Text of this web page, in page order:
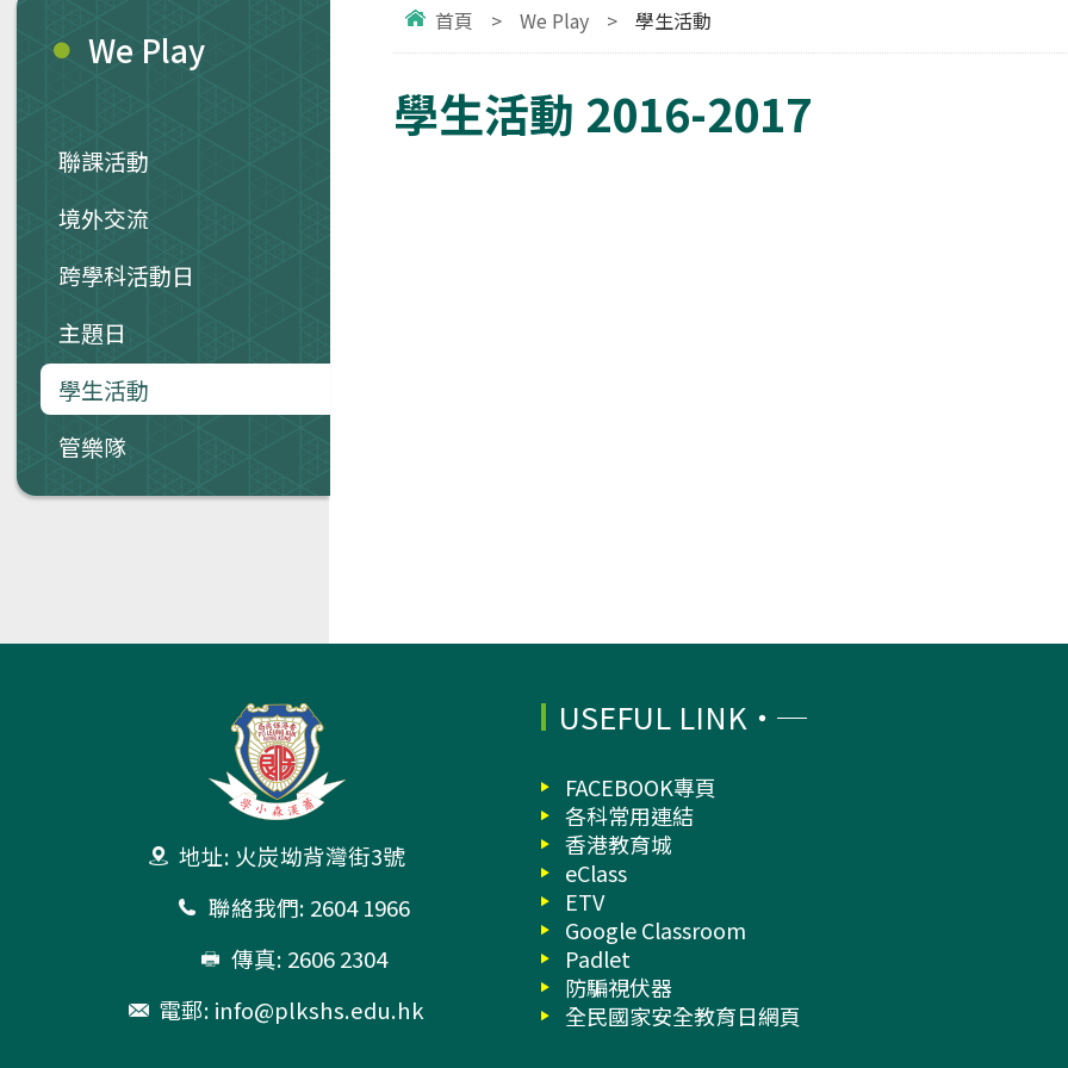
首頁 > We Play > 學生活動
學生活動 2016-2017
We Play
聯課活動
境外交流
跨學科活動日
主題日
學生活動
管樂隊
地址: 火炭坳背灣街3號
聯絡我們: 2604 1966
傳真: 2606 2304
電郵: info@plkshs.edu.hk
USEFUL LINK
FACEBOOK專頁
各科常用連結
香港教育城
eClass
ETV
Google Classroom
Padlet
防騙視伏器
全民國家安全教育日網頁